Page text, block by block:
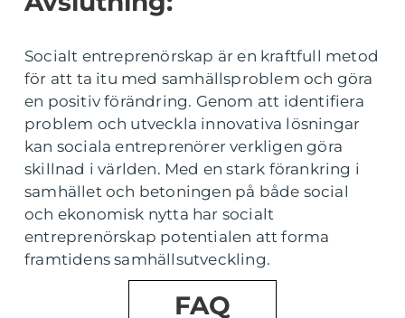
Socialt entreprenörskap är en kraftfull metod
för att ta itu med samhällsproblem och göra
en positiv förändring. Genom att identifiera
problem och utveckla innovativa lösningar
kan sociala entreprenörer verkligen göra
skillnad i världen. Med en stark förankring i
samhället och betoningen på både social
och ekonomisk nytta har socialt
entreprenörskap potentialen att forma
framtidens samhällsutveckling.
FAQ